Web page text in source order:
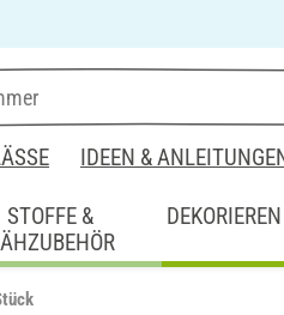
IDEEN &
STOFFE &
DEKORIEREN